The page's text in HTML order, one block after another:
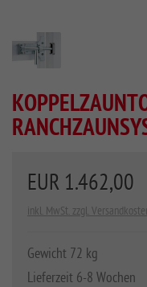
EUR 1.462,00
inkl. MwSt. zzgl.
Gewicht 72 kg
Lieferzeit 6-8 Wochen